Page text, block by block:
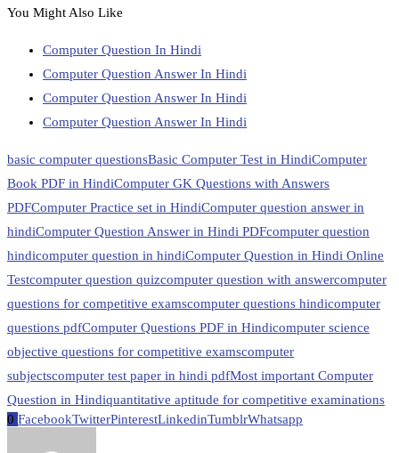
You Might Also Like
Computer Question In Hindi
Computer Question Answer In Hindi
Computer Question Answer In Hindi
Computer Question Answer In Hindi
basic computer questionsBasic Computer Test in HindiComputer
Book PDF in HindiComputer GK Questions with Answers
PDFComputer Practice set in HindiComputer question answer in
hindiComputer Question Answer in Hindi PDFcomputer question
hindicomputer question in hindiComputer Question in Hindi Online
Testcomputer question quizcomputer question with answercomputer
questions for competitive examscomputer questions hindicomputer
questions pdfComputer Questions PDF in Hindicomputer science
objective questions for competitive examscomputer
subjectscomputer test paper in hindi pdfMost important Computer
Question in Hindiquantitative aptitude for competitive examinations
0 FacebookTwitterPinterestLinkedinTumblrWhatsapp